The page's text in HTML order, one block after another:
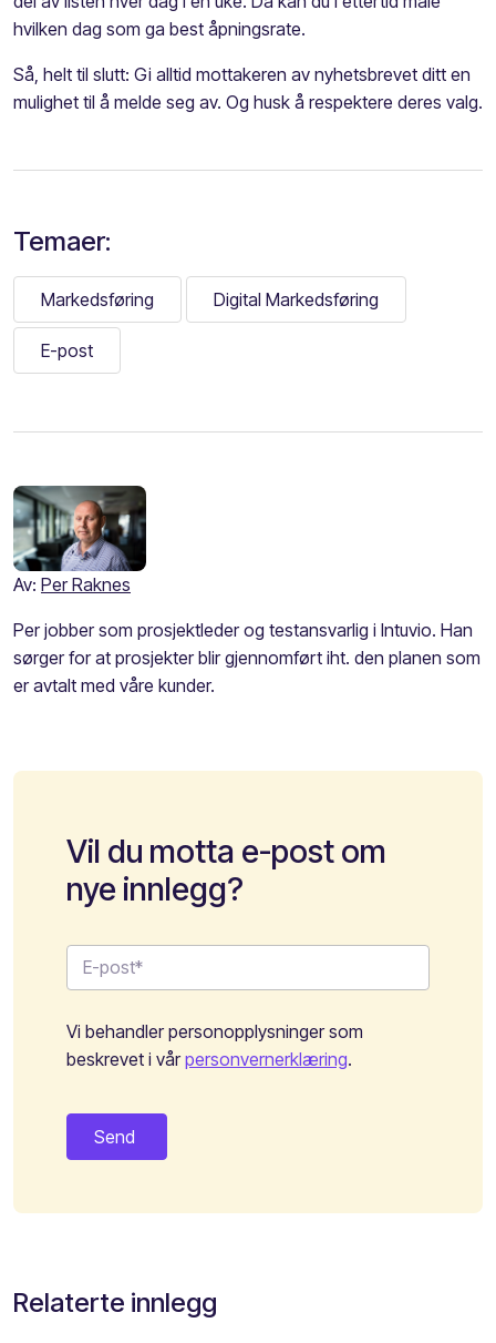
hvilken dag som ga best åpningsrate.
Så, helt til slutt: Gi alltid mottakeren av nyhetsbrevet ditt en
mulighet til å melde seg av. Og husk å respektere deres valg.
Temaer:
Markedsføring Digital Markedsføring
E-post
Av: Per Raknes
Per jobber som prosjektleder og testansvarlig i Intuvio. Han
sørger for at prosjekter blir gjennomført iht. den planen som
er avtalt med våre kunder.
Vil du motta e-post om
nye innlegg?
Vi behandler personopplysninger som
beskrevet i vårpersonvernerklæring.
Relaterte innlegg